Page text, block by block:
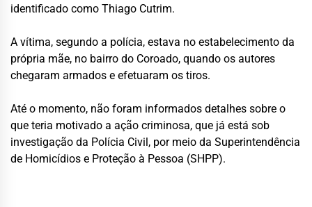
identificado como Thiago Cutrim.
A vítima, segundo a polícia, estava no estabelecimento da
própria mãe, no bairro do Coroado, quando os autores
chegaram armados e efetuaram os tiros.
Até o momento, não foram informados detalhes sobre o
que teria motivado a ação criminosa, que já está sob
investigação da Polícia Civil, por meio da Superintendência
de Homicídios e Proteção à Pessoa (SHPP).